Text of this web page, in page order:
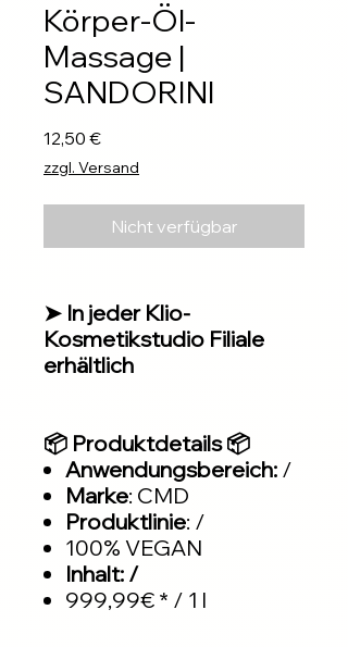
Körper-Öl-
Massage |
SANDORINI
12,50 €Preis
zzgl. Versand
Nicht verfügbar
➤ In jeder Klio-
Kosmetikstudio Filiale
erhältlich
📦 Produktdetails 📦
Anwendungsbereich: /
Marke: CMD
Produktlinie: /
100% VEGAN
Inhalt: /
999,99€ * / 1 l